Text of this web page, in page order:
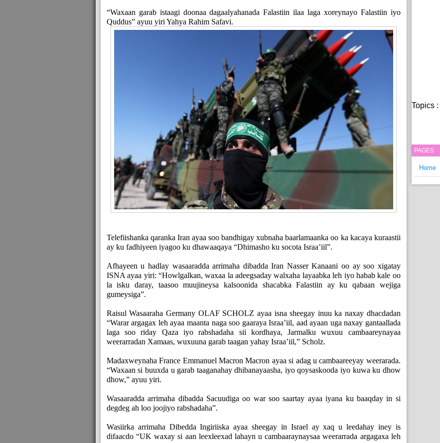
“Waxaan garab istaagi doonaa dagaalyahanada Falastiin ilaa laga xoreynayo Falastiin iyo
Quddus” ayuu yiri Yahya Rahim Safavi.
Telefiishanka qaranka Iran ayaa soo bandhigay xubnaha baarlamaanka oo ka kacaya kuraastii
ay ku fadhiyeen iyagoo ku dhawaaqaya “Dhimasho ku socota Israa’iil”.
Afhayeen u hadlay wasaaradda arrimaha dibadda Iran Nasser Kanaani oo ay soo xigatay
ISNA ayaa yiri: “Howlgalkan, waxaa la adeegsaday walxaha layaabka leh iyo habab kale oo
la isku daray, taasoo muujineysa kalsoonida shacabka Falastiin ay ku qabaan wejiga
gumeysiga”.
Raisul Wasaaraha Germany OLAF SCHOLZ ayaa isna sheegay inuu ka naxay dhacdadan
“Warar argagax leh ayaa maanta naga soo gaaraya Israa’iil, aad ayaan uga naxay gantaallada
laga soo riday Qaza iyo rabshadaha sii kordhaya, Jarmalku wuxuu cambaareynayaa
weerarradan Xamaas, wuxuuna garab taagan yahay Israa’iil,” Scholz.
Madaxweynaha France Emmanuel Macron Macron ayaa si adag u cambaareeyay weerarada.
“Waxaan si buuxda u garab taaganahay dhibanayaasha, iyo qoysaskooda iyo kuwa ku dhow
dhow,” ayuu yiri.
Wasaaradda arrimaha dibadda Sacuudiga oo war soo saartay ayaa iyana ku baaqday in si
degdeg ah loo joojiyo rabshadaha”.
Wasiirka arrimaha Dibedda Ingiriiska ayaa sheegay in Israel ay xaq u leedahay iney is
difaacdo “UK waxay si aan leexleexad lahayn u cambaaraynaysaa weerarrada argagaxa leh
Topics :
PAGES
Home